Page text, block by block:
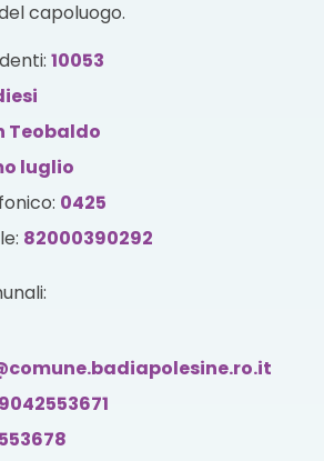
capoluogo.
10053
Teobaldo
luglio
0425
82000390292